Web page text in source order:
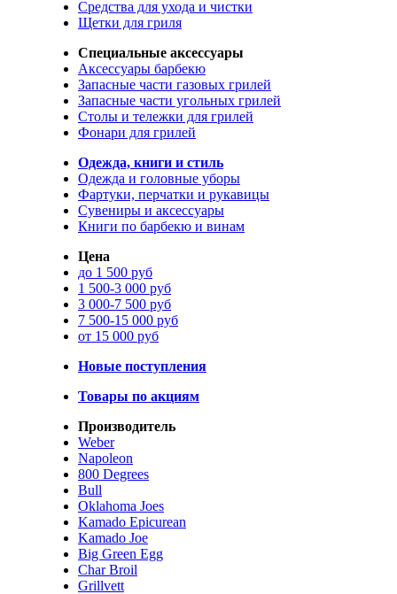
Средства для ухода и чистки
Щетки для гриля
Специальные аксессуары
Аксессуары барбекю
Запасные части газовых грилей
Запасные части угольных грилей
Столы и тележки для грилей
Фонари для грилей
Одежда, книги и стиль
Одежда и головные уборы
Фартуки, перчатки и рукавицы
Сувениры и аксессуары
Книги по барбекю и винам
Цена
до 1 500 руб
1 500-3 000 руб
3 000-7 500 руб
7 500-15 000 руб
от 15 000 руб
Новые поступления
Товары по акциям
Производитель
Weber
Napoleon
800 Degrees
Bull
Oklahoma Joes
Kamado Epicurean
Kamado Joe
Big Green Egg
Char Broil
Grillvett